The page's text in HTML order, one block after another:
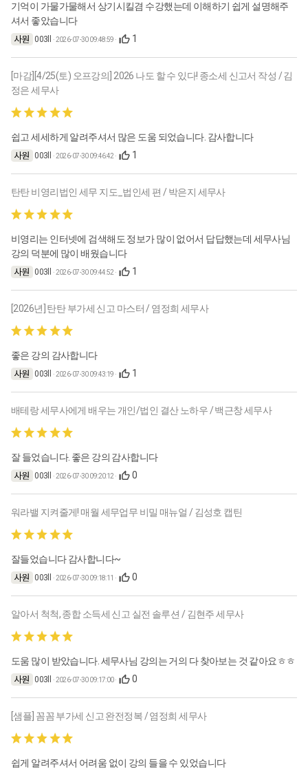
기억이 가물가물해서 상기시킬겸 수강했는데 이해하기 쉽게 설명해주
셔서 좋았습니다
003ll · 2026-07-30 09:48:59 · 1
[마감][4/25(토) 오프강의] 2026 나도 할 수 있다! 종소세 신고서 작성 / 김
정은 세무사
쉽고 세세하게 알려주셔서 많은 도움 되었습니다. 감사합니다
003ll · 2026-07-30 09:46:42 · 1
탄탄 비영리법인 세무 지도_법인세 편 / 박은지 세무사
비영리는 인터넷에 검색해도 정보가 많이 없어서 답답했는데 세무사님
강의 덕분에 많이 배웠습니다
003ll · 2026-07-30 09:44:52 · 1
[2026년] 탄탄 부가세 신고 마스터 / 염정희 세무사
좋은 강의 감사합니다
003ll · 2026-07-30 09:43:19 · 1
배테랑 세무사에게 배우는 개인/법인 결산 노하우 / 백근창 세무사
잘 들었습니다. 좋은 강의 감사합니다
003ll · 2026-07-30 09:20:12 · 0
워라밸 지켜줄게! 매월 세무업무 비밀 매뉴얼 / 김성호 캡틴
잘들었습니다 감사합니다~
003ll · 2026-07-30 09:18:11 · 0
알아서 척척, 종합 소득세 신고 실전 솔루션 / 김현주 세무사
도움 많이 받았습니다. 세무사님 강의는 거의 다 찾아보는 것 같아요ㅎㅎ
003ll · 2026-07-30 09:17:00 · 0
[샘플] 꼼꼼 부가세 신고 완전정복 / 염정희 세무사
쉽게 알려주셔서 어려움 없이 강의 들을 수 있었습니다